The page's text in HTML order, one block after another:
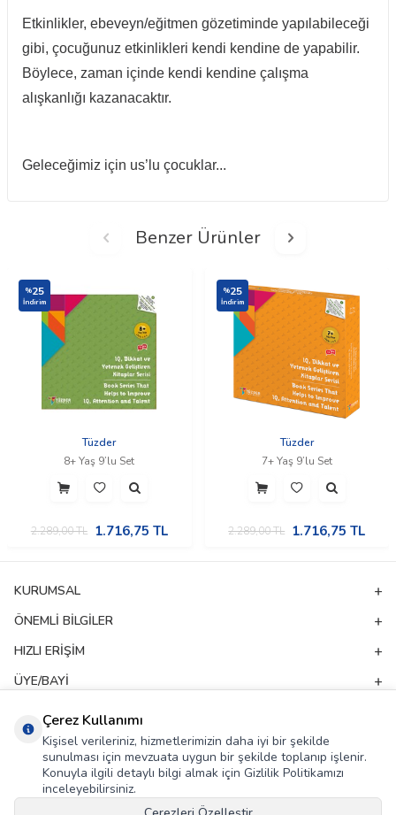
Etkinlikler, ebeveyn/eğitmen gözetiminde yapılabileceği
gibi, çocuğunuz etkinlikleri kendi kendine de yapabilir.
Böylece, zaman içinde kendi kendine çalışma
alışkanlığı kazanacaktır.
Geleceğimiz için us’lu çocuklar...
Benzer Ürünler
%25
İndirim
Tüzder
8+ Yaş 9’lu Set
2.289,00TL 1.716,75 TL
%25
İndirim
Tüzder
7+ Yaş 9’lu Set
2.289,00TL 1.716,75 TL
KURUMSAL
ÖNEMLI BILGILER
HIZLI ERIŞIM
ÜYE/BAYI
ADRES & İLETIŞIM
E-Bülten Aboneliği
Kampanya ve yeniliklerden haberdar olmak için e-bültenimize abone olun!
Çerez Kullanımı
Kişisel verileriniz, hizmetlerimizin daha iyi bir şekilde
sunulması için mevzuata uygun bir şekilde toplanıp işlenir.
Konuyla ilgili detaylı bilgi almak için Gizlilik Politikamızı
inceleyebilirsiniz.